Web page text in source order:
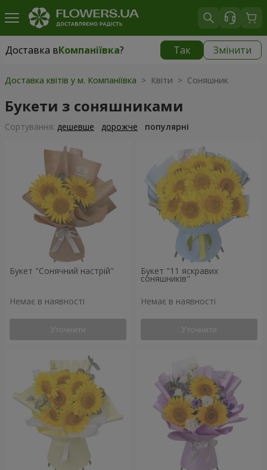
Доставка вКомпаніївка? Так Змінити
Доставка вКомпаніївка| безкоштовно
Доставка квітів у м. Компаніївка > Квіти > Соняшник
Букети з соняшниками
Сортування: дешевше дорожче популярні
Букет "Сонячний настрій"
Немає в наявності
Уточнити
Букет "11 яскравих
соняшників"
Немає в наявності
Уточнити